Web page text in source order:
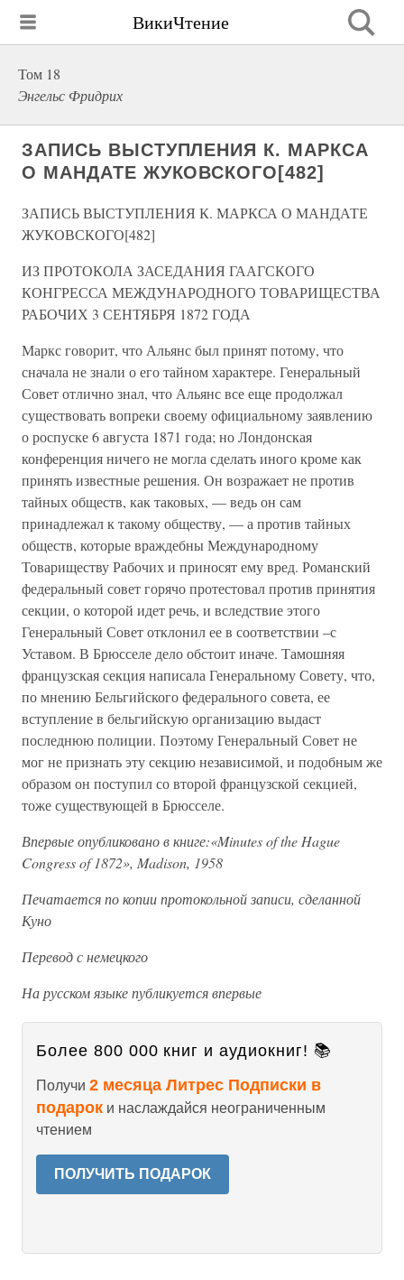
ВикиЧтение
Том 18
Энгельс Фридрих
ЗАПИСЬ ВЫСТУПЛЕНИЯ К. МАРКСА
О МАНДАТЕ ЖУКОВСКОГО[482]
ЗАПИСЬ ВЫСТУПЛЕНИЯ К. МАРКСА О МАНДАТЕ
ЖУКОВСКОГО[482]
ИЗ ПРОТОКОЛА ЗАСЕДАНИЯ ГААГСКОГО
КОНГРЕССА МЕЖДУНАРОДНОГО ТОВАРИЩЕСТВА
РАБОЧИХ 3 СЕНТЯБРЯ 1872 ГОДА
Маркс говорит, что Альянс был принят потому, что
сначала не знали о его тайном характере. Генеральный
Совет отлично знал, что Альянс все еще продолжал
существовать вопреки своему официальному заявлению
о роспуске 6 августа 1871 года; но Лондонская
конференция ничего не могла сделать иного кроме как
принять известные решения. Он возражает не против
тайных обществ, как таковых, — ведь он сам
принадлежал к такому обществу, — а против тайных
обществ, которые враждебны Международному
Товариществу Рабочих и приносят ему вред. Романский
федеральный совет горячо протестовал против принятия
секции, о которой идет речь, и вследствие этого
Генеральный Совет отклонил ее в соответствии –с
Уставом. В Брюсселе дело обстоит иначе. Тамошняя
французская секция написала Генеральному Совету, что,
по мнению Бельгийского федерального совета, ее
вступление в бельгийскую организацию выдаст
последнюю полиции. Поэтому Генеральный Совет не
мог не признать эту секцию независимой, и подобным же
образом он поступил со второй французской секцией,
тоже существующей в Брюсселе.
Впервые опубликовано в книге:«Minutes of the Hague
Congress of 1872», Madison, 1958
Печатается по копии протокольной записи, сделанной
Куно
Перевод с немецкого
На русском языке публикуется впервые
Более 800 000 книг и аудиокниг! 📚
Получи 2 месяца Литрес Подписки в
подарок и наслаждайся неограниченным
чтением
ПОЛУЧИТЬ ПОДАРОК